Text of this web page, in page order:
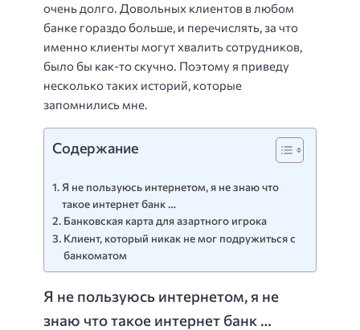
очень долго. Довольных клиентов в любом
банке гораздо больше, и перечислять, за что
именно клиенты могут хвалить сотрудников,
было бы как-то скучно. Поэтому я приведу
несколько таких историй, которые
запомнились мне.
Содержание
Я не пользуюсь интернетом, я не знаю что
такое интернет банк …
Банковская карта для азартного игрока
Клиент, который никак не мог подружиться с
банкоматом
Я не пользуюсь интернетом, я не
знаю что такое интернет банк …